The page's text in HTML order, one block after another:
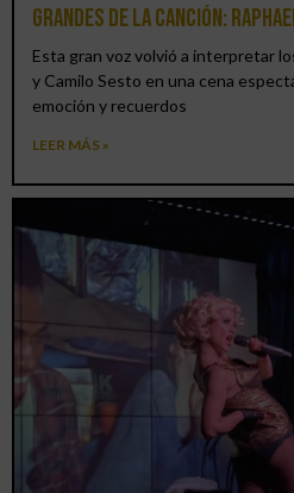
grandes de la canción:
Esta gran voz volvió a interpretar
y Camilo Sesto en una cena
emoción y recuerdos
LEER MÁS »